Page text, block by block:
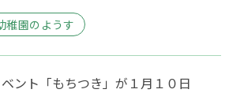
クラス
案内
稚園のようす
ント「もちつき」が１月１０日